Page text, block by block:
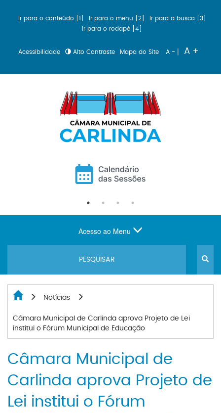
Ir para o conteúdo [1] Ir para o menu [2]
Ir para a busca [3]
Ir para o rodapé [4]
Acessibilidade Alto Contraste Mapa do Site A - | A +
Acesso ao Menu
Notícias
Câmara Municipal de Carlinda aprova Projeto de Lei
institui o Fórum Municipal de Educação
Câmara Municipal de
Carlinda aprova Projeto de
Lei institui o Fórum